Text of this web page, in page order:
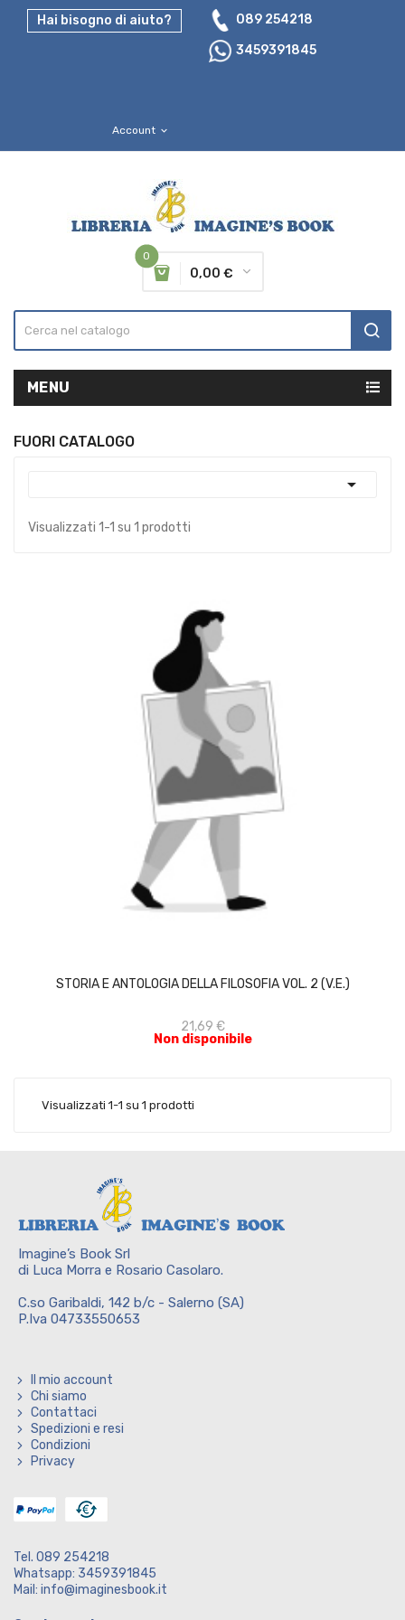
Hai bisogno di aiuto?
089 254218
3459391845
Account expand_more
0
0,00 €
MENU
FUORI CATALOGO

Visualizzati 1-1 su 1 prodotti
STORIA E ANTOLOGIA DELLA FILOSOFIA VOL. 2 (V.E.)
21,69 €
Non disponibile
Visualizzati 1-1 su 1 prodotti
Imagine’s Book Srl
di Luca Morra e Rosario Casolaro.
C.so Garibaldi, 142 b/c - Salerno (SA)
P.Iva 04733550653
Il mio account
Chi siamo
Contattaci
Spedizioni e resi
Condizioni
Privacy
Tel. 089 254218
Whatsapp: 3459391845
Mail: info@imaginesbook.it